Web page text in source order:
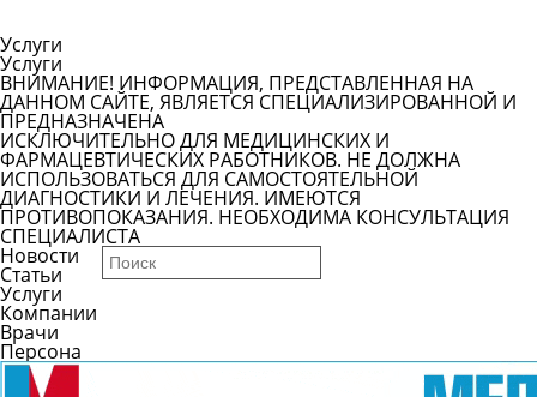
Услуги
Услуги
ВНИМАНИЕ! ИНФОРМАЦИЯ, ПРЕДСТАВЛЕННАЯ НА
ДАННОМ САЙТЕ, ЯВЛЯЕТСЯ СПЕЦИАЛИЗИРОВАННОЙ И
ПРЕДНАЗНАЧЕНА
ИСКЛЮЧИТЕЛЬНО ДЛЯ МЕДИЦИНСКИХ И
ФАРМАЦЕВТИЧЕСКИХ РАБОТНИКОВ. НЕ ДОЛЖНА
ИСПОЛЬЗОВАТЬСЯ ДЛЯ САМОСТОЯТЕЛЬНОЙ
ДИАГНОСТИКИ И ЛЕЧЕНИЯ. ИМЕЮТСЯ
ПРОТИВОПОКАЗАНИЯ. НЕОБХОДИМА КОНСУЛЬТАЦИЯ
СПЕЦИАЛИСТА
Новости
Статьи
Услуги
Компании
Врачи
Персона